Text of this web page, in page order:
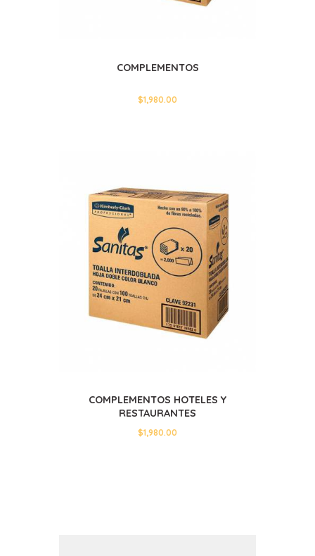
COMPLEMENTOS
$1,980.00
COMPLEMENTOS HOTELES Y
RESTAURANTES
$1,980.00